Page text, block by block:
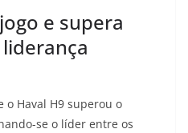
e supera
o Haval H9 superou o
se o líder entre os